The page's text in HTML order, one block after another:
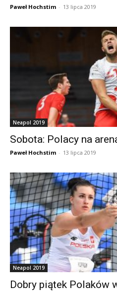
Paweł Hochstim - 13 lipca 2019
Neapol 2019
Sobota: Polacy na
Paweł Hochstim - 13 lipca 2019
Neapol 2019
Dobry piątek Polaków